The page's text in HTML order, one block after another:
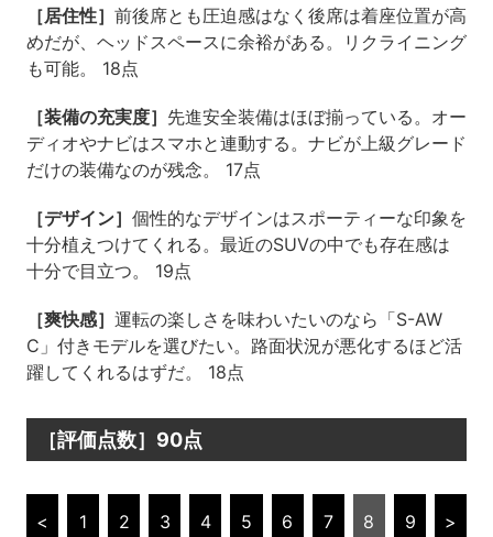
［居住性］ 前後席とも圧迫感はなく後席は着座位置が高
めだが、ヘッドスペースに余裕がある。リクライニング
も可能。 18点
［装備の充実度］ 先進安全装備はほぼ揃っている。オー
ディオやナビはスマホと連動する。ナビが上級グレード
だけの装備なのが残念。 17点
［デザイン］ 個性的なデザインはスポーティーな印象を
十分植えつけてくれる。最近のSUVの中でも存在感は
十分で目立つ。 19点
［爽快感］ 運転の楽しさを味わいたいのなら「S-AW
C」付きモデルを選びたい。路面状況が悪化するほど活
躍してくれるはずだ。 18点
［評価点数］90点
< 1 2 3 4 5 6 7 8 9 >